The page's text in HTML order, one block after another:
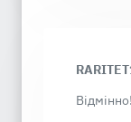
Відмінно!